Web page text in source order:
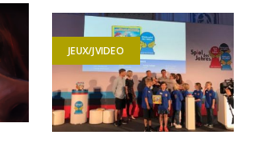
JEUX/JVIDEO